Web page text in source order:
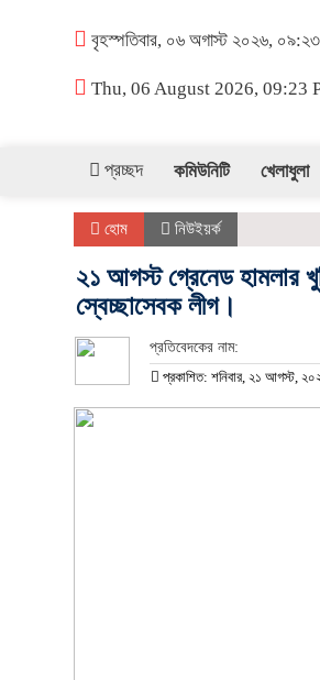
বৃহস্পতিবার, ০৬ অগাস্ট ২০২৬,
Thu, 06 August 2026, 09:23
প্রচ্ছদ কমিউনিটি খেলাধুলা
হোম নিউইয়র্ক
২১ আগস্ট গ্রেনেড হামলার
স্বেচ্ছাসেবক লীগ।
প্রতিবেদকের নাম:
প্রকাশিত: শনিবার, ২১ আগস্ট,